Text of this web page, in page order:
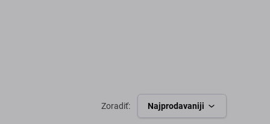
Zoradiť: Najprodavaniji